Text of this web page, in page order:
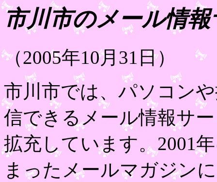
市川市のメール情
（2005年10月31日）
市川市では、パソコン
信できるメール情報サ
拡充しています。2001
まったメールマガジン